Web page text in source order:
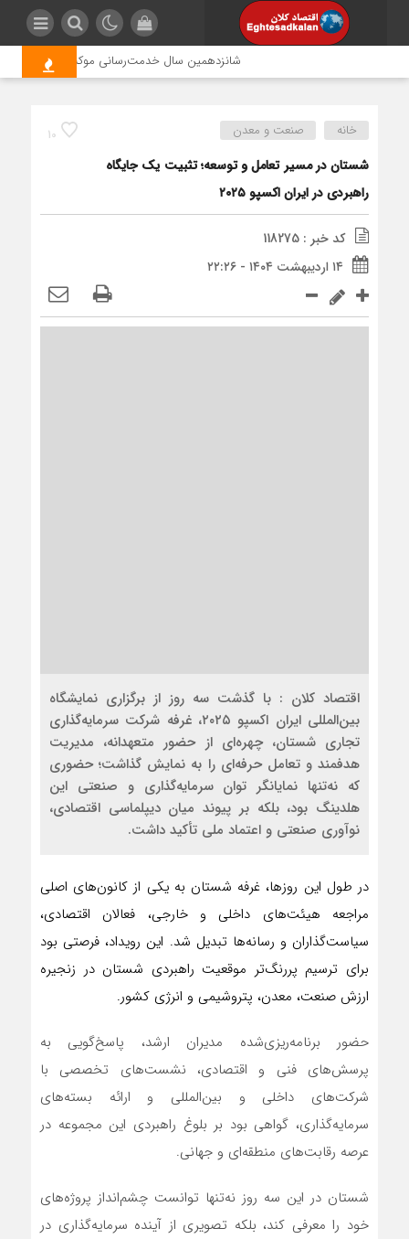
شانزدهمین سال خدمت‌رسانی موکب امام رضا (ع)
10 خانه صنعت و معدن
شستان در مسیر تعامل و توسعه؛ تثبیت یک جایگاه
راهبردی در ایران اکسپو ۲۰۲۵
کد خبر : 118275
۱۴ اردیبهشت ۱۴۰۴ - ۲۲:۲۶
اقتصاد کلان : با گذشت سه روز از برگزاری نمایشگاه
بین‌المللی ایران اکسپو ۲۰۲۵، غرفه شرکت سرمایه‌گذاری
تجاری شستان، چهره‌ای از حضور متعهدانه، مدیریت
هدفمند و تعامل حرفه‌ای را به نمایش گذاشت؛ حضوری
که نه‌تنها نمایانگر توان سرمایه‌گذاری و صنعتی این
هلدینگ بود، بلکه بر پیوند میان دیپلماسی اقتصادی،
نوآوری صنعتی و اعتماد ملی تأکید داشت.
در طول این روزها، غرفه شستان به یکی از کانون‌های اصلی
مراجعه هیئت‌های داخلی و خارجی، فعالان اقتصادی،
سیاست‌گذاران و رسانه‌ها تبدیل شد. این رویداد، فرصتی بود
برای ترسیم پررنگ‌تر موقعیت راهبردی شستان در زنجیره
ارزش صنعت، معدن، پتروشیمی و انرژی کشور.
حضور برنامه‌ریزی‌شده مدیران ارشد، پاسخ‌گویی به
پرسش‌های فنی و اقتصادی، نشست‌های تخصصی با
شرکت‌های داخلی و بین‌المللی و ارائه بسته‌های
سرمایه‌گذاری، گواهی بود بر بلوغ راهبردی این مجموعه در
عرصه رقابت‌های منطقه‌ای و جهانی.
شستان در این سه روز نه‌تنها توانست چشم‌انداز پروژه‌های
خود را معرفی کند، بلکه تصویری از آینده سرمایه‌گذاری در